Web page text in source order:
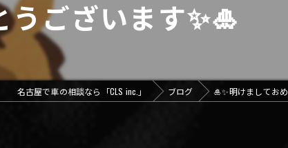
オイル交換
オリジナルブランド
ございます✨🎍
名古屋で車の相談なら「CLS inc.」 ブログ 🎍✨明けましてお